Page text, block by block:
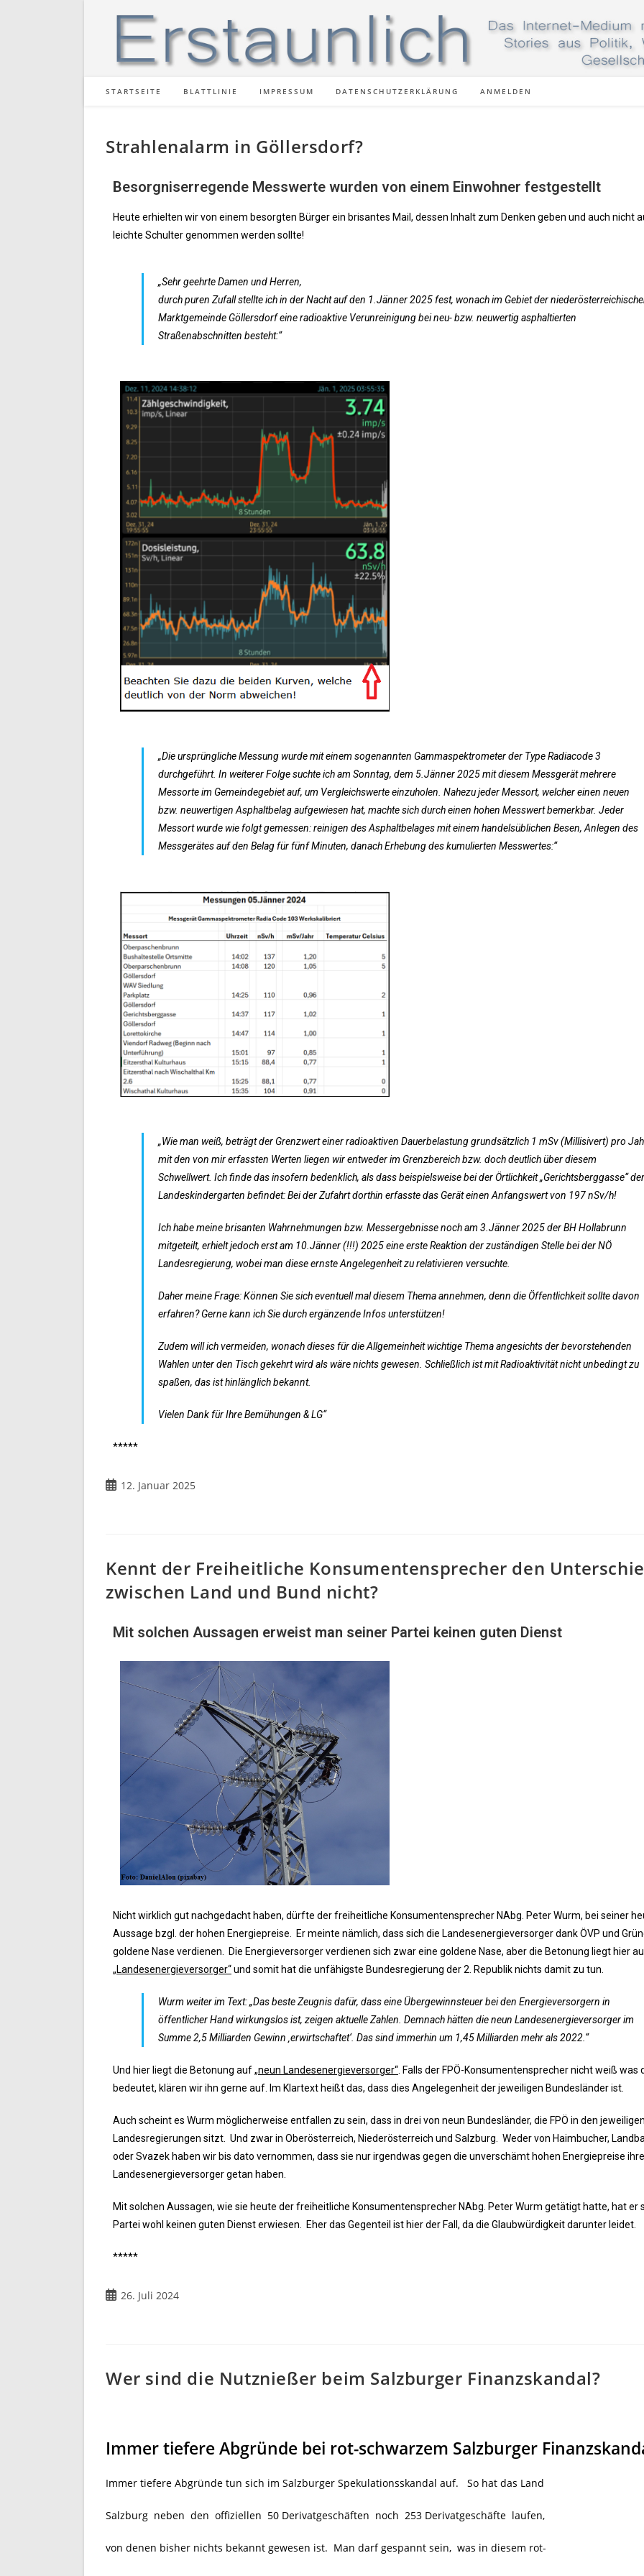
STARTSEITE BLATTLINIE IMPRESSUM DATENSCHUTZERKLÄRUNG ANMELDEN
Strahlenalarm in Göllersdorf?
Besorgniserregende Messwerte wurden von einem Einwohner festgestellt
Heute erhielten wir von einem besorgten Bürger ein brisantes Mail, dessen Inhalt zum Denken geben und auch nicht
leichte Schulter genommen werden sollte!
„Sehr geehrte Damen und Herren,
durch puren Zufall stellte ich in der Nacht auf den 1.Jänner 2025 fest, wonach im Gebiet der
Marktgemeinde Göllersdorf eine radioaktive Verunreinigung bei neu- bzw. neuwertig asphaltierten
Straßenabschnitten besteht:“
„Die ursprüngliche Messung wurde mit einem sogenannten Gammaspektrometer der Type Radiacode 3
durchgeführt. In weiterer Folge suchte ich am Sonntag, dem 5.Jänner 2025 mit diesem Messgerät mehrere
Messorte im Gemeindegebiet auf, um Vergleichswerte einzuholen. Nahezu jeder Messort, welcher einen neuen
bzw. neuwertigen Asphaltbelag aufgewiesen hat, machte sich durch einen hohen Messwert bemerkbar. Jeder
Messort wurde wie folgt gemessen: reinigen des Asphaltbelages mit einem handelsüblichen Besen, Anlegen des
Messgerätes auf den Belag für fünf Minuten, danach Erhebung des kumulierten Messwertes:“
„Wie man weiß, beträgt der Grenzwert einer radioaktiven Dauerbelastung grundsätzlich 1 mSv (Millisivert) pro
mit den von mir erfassten Werten liegen wir entweder im Grenzbereich bzw. doch deutlich über diesem
Schwellwert. Ich finde das insofern bedenklich, als dass beispielsweise bei der Örtlichkeit „Gerichtsberggasse“ der
Landeskindergarten befindet: Bei der Zufahrt dorthin erfasste das Gerät einen Anfangswert von 197 nSv/h!
Ich habe meine brisanten Wahrnehmungen bzw. Messergebnisse noch am 3.Jänner 2025 der BH Hollabrunn
mitgeteilt, erhielt jedoch erst am 10.Jänner (!!!) 2025 eine erste Reaktion der zuständigen Stelle bei der NÖ
Landesregierung, wobei man diese ernste Angelegenheit zu relativieren versuchte.
Daher meine Frage: Können Sie sich eventuell mal diesem Thema annehmen, denn die Öffentlichkeit sollte davon
erfahren? Gerne kann ich Sie durch ergänzende Infos unterstützen!
Zudem will ich vermeiden, wonach dieses für die Allgemeinheit wichtige Thema angesichts der bevorstehenden
Wahlen unter den Tisch gekehrt wird als wäre nichts gewesen. Schließlich ist mit Radioaktivität nicht unbedingt zu
spaßen, das ist hinlänglich bekannt.
Vielen Dank für Ihre Bemühungen & LG“
*****
12. Januar 2025
Kennt der Freiheitliche Konsumentensprecher den
zwischen Land und Bund nicht?
Mit solchen Aussagen erweist man seiner Partei keinen guten Dienst
Nicht wirklich gut nachgedacht haben, dürfte der freiheitliche Konsumentensprecher NAbg. Peter Wurm, bei seiner
Aussage bzgl. der hohen Energiepreise. Er meinte nämlich, dass sich die Landesenergieversorger dank ÖVP und
goldene Nase verdienen. Die Energieversorger verdienen sich zwar eine goldene Nase, aber die Betonung liegt hier
„Landesenergieversorger“und somit hat die unfähigste Bundesregierung der 2. Republik nichts damit zu tun.
Wurm weiter im Text: „Das beste Zeugnis dafür, dass eine Übergewinnsteuer bei den Energieversorgern in
öffentlicher Hand wirkungslos ist, zeigen aktuelle Zahlen. Demnach hätten die neun Landesenergieversorger im
Summe 2,5 Milliarden Gewinn ‚erwirtschaftet‘. Das sind immerhin um 1,45 Milliarden mehr als 2022.“
Und hier liegt die Betonung auf„neun Landesenergieversorger“. Falls der FPÖ-Konsumentensprecher nicht weiß was
bedeutet, klären wir ihn gerne auf. Im Klartext heißt das, dass dies Angelegenheit der jeweiligen Bundesländer ist.
Auch scheint es Wurm möglicherweise entfallen zu sein, dass in drei von neun Bundesländer, die FPÖ in den
Landesregierungen sitzt. Und zwar in Oberösterreich, Niederösterreich und Salzburg. Weder von Haimbucher,
oder Svazek haben wir bis dato vernommen, dass sie nur irgendwas gegen die unverschämt hohen Energiepreise
Landesenergieversorger getan haben.
Mit solchen Aussagen, wie sie heute der freiheitliche Konsumentensprecher NAbg. Peter Wurm getätigt hatte, hat er
Partei wohl keinen guten Dienst erwiesen. Eher das Gegenteil ist hier der Fall, da die Glaubwürdigkeit darunter leidet.
*****
26. Juli 2024
Wer sind die Nutznießer beim Salzburger Finanzskandal?
Immer tiefere Abgründe bei rot-schwarzem Salzburger
Immer tiefere Abgründe tun sich im Salzburger Spekulationsskandal auf. So hat das Land
Salzburg neben den offiziellen 50 Derivatgeschäften noch 253 Derivatgeschäfte laufen,
von denen bisher nichts bekannt gewesen ist. Man darf gespannt sein, was in diesem rot-